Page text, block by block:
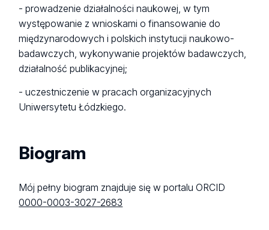
- prowadzenie działalności naukowej, w tym
występowanie z wnioskami o finansowanie do
międzynarodowych i polskich instytucji naukowo-
badawczych, wykonywanie projektów badawczych,
działalność publikacyjnej;
- uczestniczenie w pracach organizacyjnych
Uniwersytetu Łódzkiego.
Biogram
Mój pełny biogram znajduje się w portalu ORCID
0000-0003-3027-2683